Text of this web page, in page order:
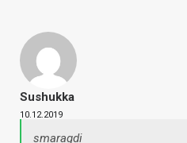
Sushukka
10.12.2019
smaragdi